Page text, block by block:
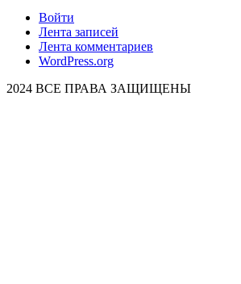
Войти
Лента записей
Лента комментариев
WordPress.org
2024 ВСЕ ПРАВА ЗАЩИЩЕНЫ